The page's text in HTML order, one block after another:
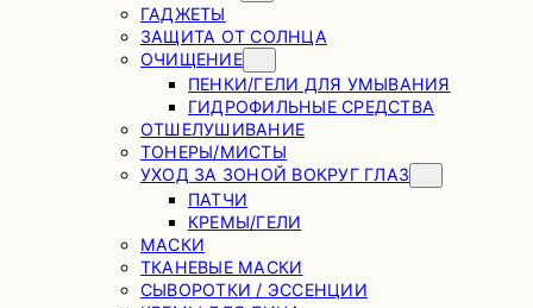
ГАДЖЕТЫ
ЗАЩИТА ОТ СОЛНЦА
ОЧИЩЕНИЕ
ПЕНКИ/ГЕЛИ ДЛЯ УМЫВАНИЯ
ГИДРОФИЛЬНЫЕ СРЕДСТВА
ОТШЕЛУШИВАНИЕ
ТОНЕРЫ/МИСТЫ
УХОД ЗА ЗОНОЙ ВОКРУГ ГЛАЗ
ПАТЧИ
КРЕМЫ/ГЕЛИ
МАСКИ
ТКАНЕВЫЕ МАСКИ
СЫВОРОТКИ / ЭССЕНЦИИ